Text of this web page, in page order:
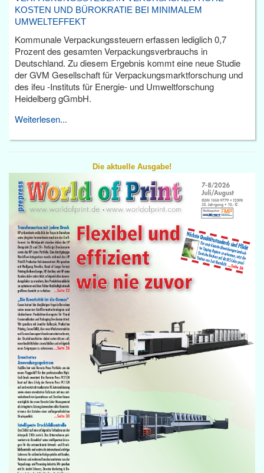
KOSTEN UND BÜROKRATIE BEI MINIMALEM
UMWELTEFFEKT
Kommunale Verpackungssteuern erfassen lediglich 0,7
Prozent des gesamten Verpackungsverbrauchs in
Deutschland. Zu diesem Ergebnis kommt eine neue Studie
der GVM Gesellschaft für Verpackungsmarktforschung und
des ifeu -Instituts für Energie- und Umweltforschung
Heidelberg gGmbH.
Weiterlesen...
Die aktuelle Ausgabe!